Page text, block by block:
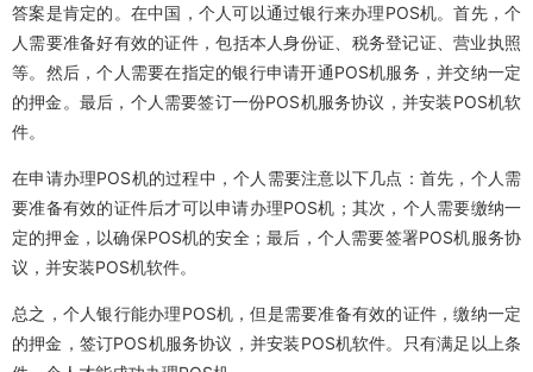
答案是肯定的。在中国，个人可以通过银行来办理POS机。首先，个
人需要准备好有效的证件，包括本人身份证、税务登记证、营业执照
等。然后，个人需要在指定的银行申请开通POS机服务，并交纳一定
的押金。最后，个人需要签订一份POS机服务协议，并安装POS机软
件。
在申请办理POS机的过程中，个人需要注意以下几点：首先，个人需
要准备有效的证件后才可以申请办理POS机；其次，个人需要缴纳一
定的押金，以确保POS机的安全；最后，个人需要签署POS机服务协
议，并安装POS机软件。
总之，个人银行能办理POS机，但是需要准备有效的证件，缴纳一定
的押金，签订POS机服务协议，并安装POS机软件。只有满足以上条